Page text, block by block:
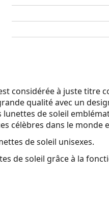
considérée à juste titre
qualité avec un
de soleil
célèbres dans le monde
de soleil unisexes.
de soleil grâce à la